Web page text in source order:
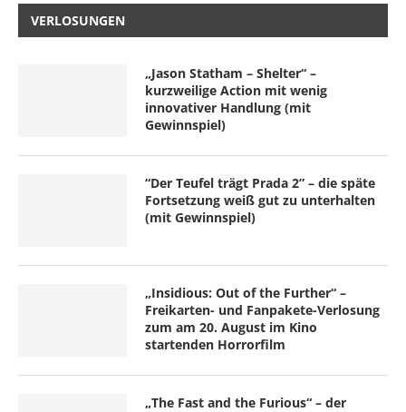
VERLOSUNGEN
„Jason Statham – Shelter“ –
kurzweilige Action mit wenig
innovativer Handlung (mit
Gewinnspiel)
“Der Teufel trägt Prada 2” – die späte
Fortsetzung weiß gut zu unterhalten
(mit Gewinnspiel)
„Insidious: Out of the Further“ –
Freikarten- und Fanpakete-Verlosung
zum am 20. August im Kino
startenden Horrorfilm
„The Fast and the Furious“ – der